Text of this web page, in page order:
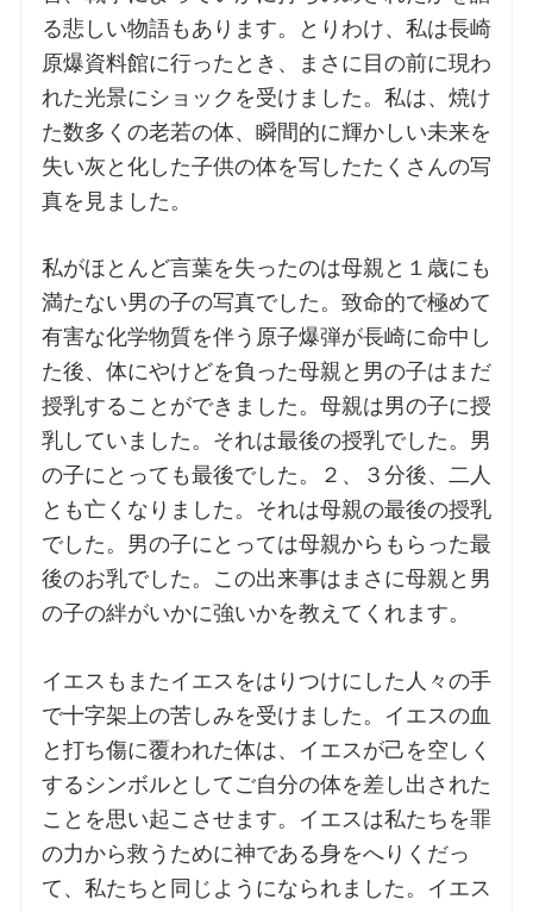
る悲しい物語もあります。とりわけ、私は長崎
原爆資料館に行ったとき、まさに目の前に現わ
れた光景にショックを受けました。私は、焼け
た数多くの老若の体、瞬間的に輝かしい未来を
失い灰と化した子供の体を写したたくさんの写
真を見ました。
私がほとんど言葉を失ったのは母親と１歳にも
満たない男の子の写真でした。致命的で極めて
有害な化学物質を伴う原子爆弾が長崎に命中し
た後、体にやけどを負った母親と男の子はまだ
授乳することができました。母親は男の子に授
乳していました。それは最後の授乳でした。男
の子にとっても最後でした。２、３分後、二人
とも亡くなりました。それは母親の最後の授乳
でした。男の子にとっては母親からもらった最
後のお乳でした。この出来事はまさに母親と男
の子の絆がいかに強いかを教えてくれます。
イエスもまたイエスをはりつけにした人々の手
で十字架上の苦しみを受けました。イエスの血
と打ち傷に覆われた体は、イエスが己を空しく
するシンボルとしてご自分の体を差し出された
ことを思い起こさせます。イエスは私たちを罪
の力から救うために神である身をへりくだっ
て、私たちと同じようになられました。イエス